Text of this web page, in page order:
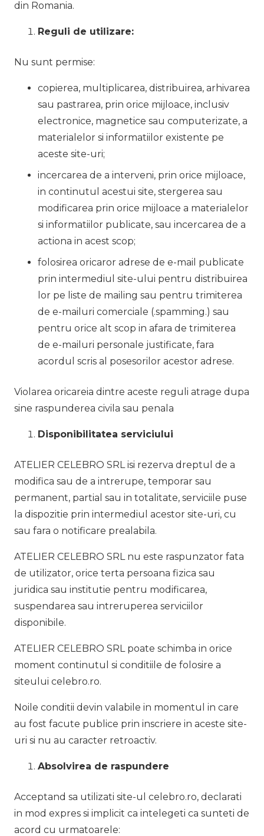
din Romania.
Reguli de utilizare:
Nu sunt permise:
copierea, multiplicarea, distribuirea, arhivarea
sau pastrarea, prin orice mijloace, inclusiv
electronice, magnetice sau computerizate, a
materialelor si informatiilor existente pe
aceste site-uri;
incercarea de a interveni, prin orice mijloace,
in continutul acestui site, stergerea sau
modificarea prin orice mijloace a materialelor
si informatiilor publicate, sau incercarea de a
actiona in acest scop;
folosirea oricaror adrese de e-mail publicate
prin intermediul site-ului pentru distribuirea
lor pe liste de mailing sau pentru trimiterea
de e-mailuri comerciale (.spamming.) sau
pentru orice alt scop in afara de trimiterea
de e-mailuri personale justificate, fara
acordul scris al posesorilor acestor adrese.
Violarea oricareia dintre aceste reguli atrage dupa
sine raspunderea civila sau penala
Disponibilitatea serviciului
ATELIER CELEBRO SRL isi rezerva dreptul de a
modifica sau de a intrerupe, temporar sau
permanent, partial sau in totalitate, serviciile puse
la dispozitie prin intermediul acestor site-uri, cu
sau fara o notificare prealabila.
ATELIER CELEBRO SRL nu este raspunzator fata
de utilizator, orice terta persoana fizica sau
juridica sau institutie pentru modificarea,
suspendarea sau intreruperea serviciilor
disponibile.
ATELIER CELEBRO SRL poate schimba in orice
moment continutul si conditiile de folosire a
siteului celebro.ro.
Noile conditii devin valabile in momentul in care
au fost facute publice prin inscriere in aceste site-
uri si nu au caracter retroactiv.
Absolvirea de raspundere
Acceptand sa utilizati site-ul celebro.ro, declarati
in mod expres si implicit ca intelegeti ca sunteti de
acord cu urmatoarele: